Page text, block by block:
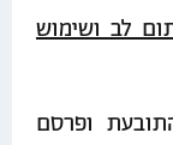
לב ושימוש
ופרסם